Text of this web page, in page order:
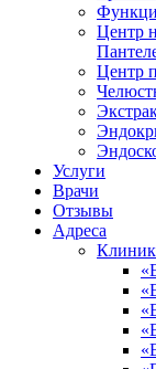
Центр
Центр
Услуги
Врачи
Отзывы
Адреса